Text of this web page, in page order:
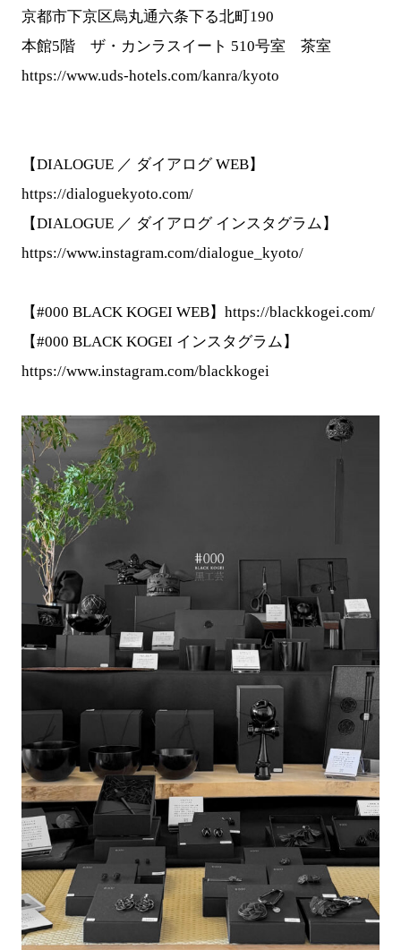
京都市下京区烏丸通六条下る北町190
本館5階 ザ・カンラスイート 510号室 茶室
https://www.uds-hotels.com/kanra/kyoto
【DIALOGUE ／ ダイアログ WEB】
https://dialoguekyoto.com/
【DIALOGUE ／ ダイアログ インスタグラム】
https://www.instagram.com/dialogue_kyoto/
【#000 BLACK KOGEI WEB】 https://blackkogei.com/
【#000 BLACK KOGEI インスタグラム】
https://www.instagram.com/blackkogei